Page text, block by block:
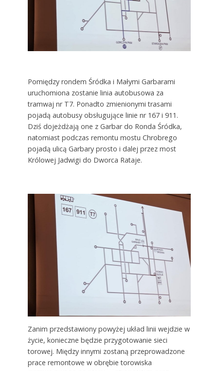
Pomiędzy rondem Śródka i Małymi Garbarami
uruchomiona zostanie linia autobusowa za
tramwaj nr T7. Ponadto zmienionymi trasami
pojadą autobusy obsługujące linie nr 167 i 911.
Dziś dojeżdżają one z Garbar do Ronda Śródka,
natomiast podczas remontu mostu Chrobrego
pojadą ulicą Garbary prosto i dalej przez most
Królowej Jadwigi do Dworca Rataje.
Zanim przedstawiony powyżej układ linii wejdzie w
życie, konieczne będzie przygotowanie sieci
torowej. Między innymi zostaną przeprowadzone
prace remontowe w obrębie torowiska